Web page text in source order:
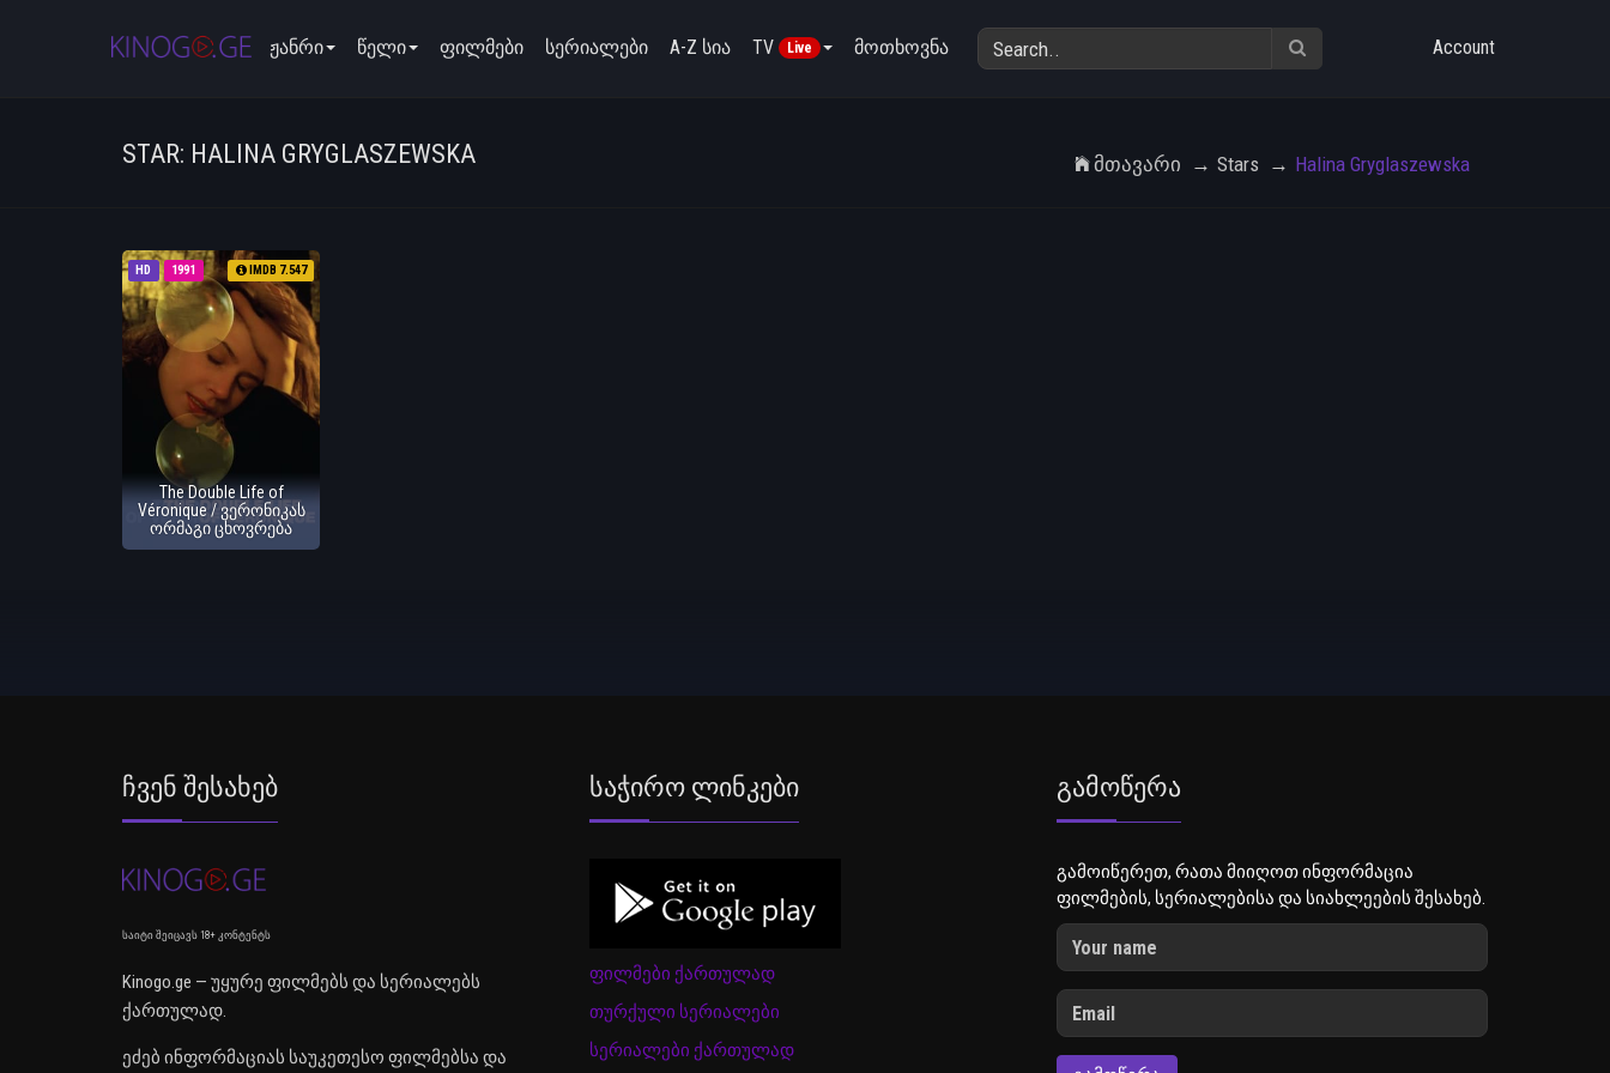
ჟანრი წელი ფილმები სერიალები A-Z სია TV Live მოთხოვნა Account
STAR: HALINA GRYGLASZEWSKA Მთავარი Stars Halina Gryglaszewska
HD 1991 IMDB 7.547
The Double Life of
Véronique / ვერონიკას
ორმაგი ცხოვრება
Ჩვენ Შესახებ
საიტი შეიცავს 18+ კონტენტს
Kinogo.ge — უყურე ფილმებს და სერიალებს
ქართულად.
ეძებ ინფორმაციას საუკეთესო ფილმებსა და
Საჭირო Ლინკები
ფილმები ქართულად
თურქული სერიალები
სერიალები ქართულად
Გამოწერა
გამოიწერეთ, რათა მიიღოთ ინფორმაცია
ფილმების, სერიალებისა და სიახლეების შესახებ.